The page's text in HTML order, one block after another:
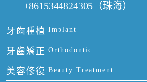
+8615344824305（珠海）
牙齒種植 Implant
種牙
單顆牙缺失
牙齒矯正 Orthodontic
隱形箍牙
美容修復 Beauty Treatment